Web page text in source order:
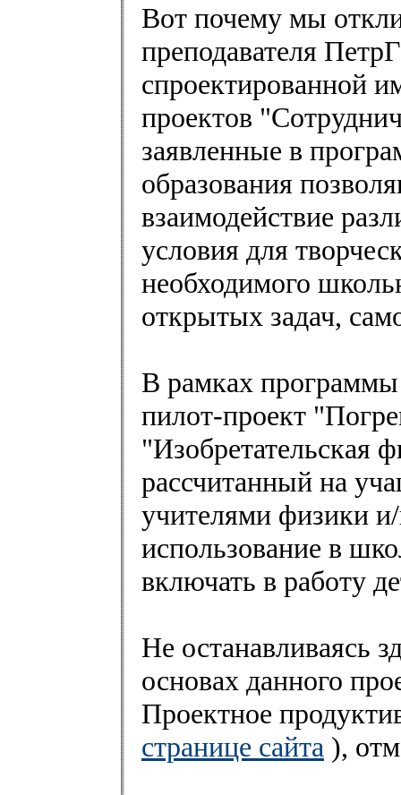
Вот почему мы
преподавателя
спроектированной
проектов
заявленные в
образования
взаимодействие
условия для
необходимого
открытых задач,
В рамках
пилот-проект
"Изобретательская
рассчитанный на
учителями физики
использование в
включать в работу
Не останавливаясь
основах данного
Проектное
странице сайта ),